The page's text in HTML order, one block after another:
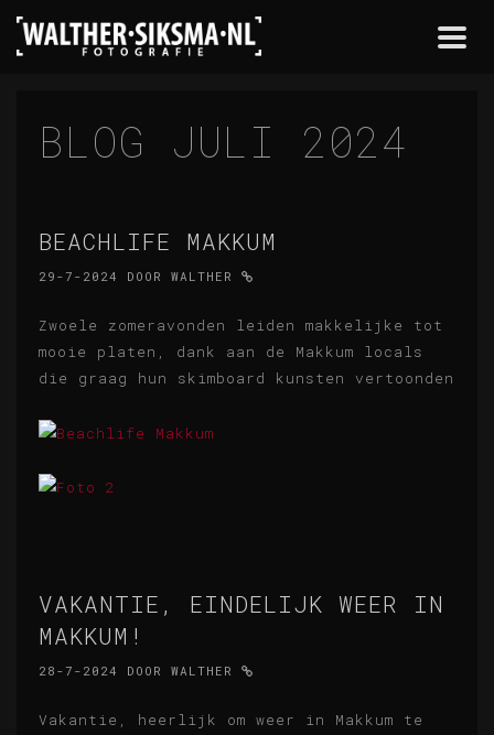
BLOG JULI 2024
BEACHLIFE MAKKUM
29-7-2024 DOOR WALTHER
Zwoele zomeravonden leiden makkelijke tot
mooie platen, dank aan de Makkum locals
die graag hun skimboard kunsten vertoonden
VAKANTIE, EINDELIJK WEER IN
MAKKUM!
28-7-2024 DOOR WALTHER
Vakantie, heerlijk om weer in Makkum te